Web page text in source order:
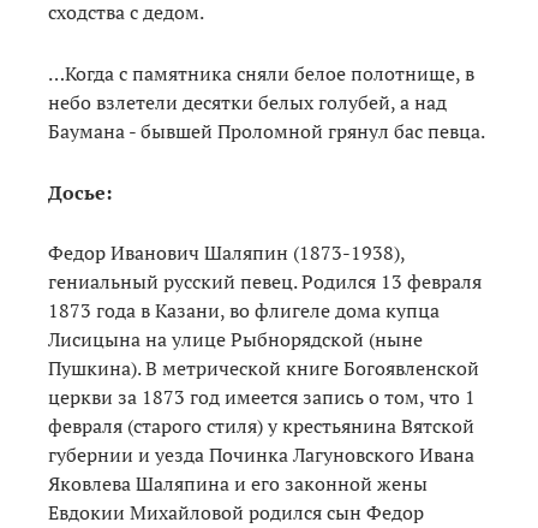
сходства с дедом.
…Когда с памятника сняли белое полотнище, в
небо взлетели десятки белых голубей, а над
Баумана - бывшей Проломной грянул бас певца.
Досье:
Федор Иванович Шаляпин (1873-1938),
гениальный русский певец. Родился 13 февраля
1873 года в Казани, во флигеле дома купца
Лисицына на улице Рыбнорядской (ныне
Пушкина). В метрической книге Богоявленской
церкви за 1873 год имеется запись о том, что 1
февраля (старого стиля) у крестьянина Вятской
губернии и уезда Починка Лагуновского Ивана
Яковлева Шаляпина и его законной жены
Евдокии Михайловой родился сын Федор